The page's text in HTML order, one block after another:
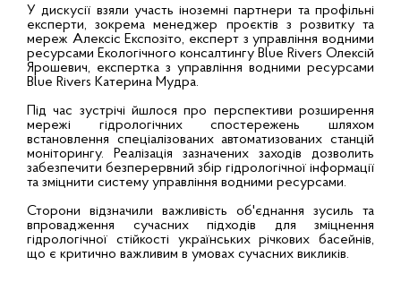
У дискусії взяли участь іноземні партнери та профільні
експерти, зокрема менеджер проєктів з розвитку та
мереж Алексіс Експозіто, експерт з управління водними
ресурсами Екологічного консалтингу Blue Rivers Олексій
Ярошевич, експертка з управління водними ресурсами
Blue Rivers Катерина Мудра.
Під час зустрічі йшлося про перспективи розширення
мережі гідрологічних спостережень шляхом
встановлення спеціалізованих автоматизованих станцій
моніторингу. Реалізація зазначених заходів дозволить
забезпечити безперервний збір гідрологічної інформації
та зміцнити систему управління водними ресурсами.
Сторони відзначили важливість об'єднання зусиль та
впровадження сучасних підходів для зміцнення
гідрологічної стійкості українських річкових басейнів,
що є критично важливим в умовах сучасних викликів.